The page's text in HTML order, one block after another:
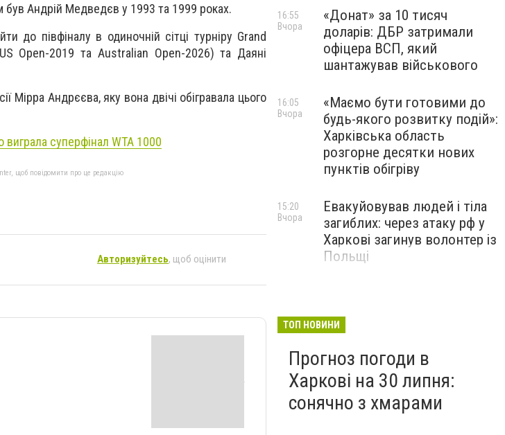
Андрій Медведєв у 1993 та 1999 роках.
до півфіналу в одиночній сітці турніру Grand
Open-2019 та Australian Open-2026) та Даяні
Андрєєва, яку вона двічі обігравала цього
виграла суперфінал WTA 1000
щоб повідомити про це редакцію
Авторизуйтесь, щоб оцінити
«Донат» за 10 тисяч
доларів: ДБР затримали
офіцера ВСП, який
шантажував військового
16:55
Вчора
«Маємо бути готовими до
будь-якого розвитку подій»:
Харківська область
розгорне десятки нових
пунктів обігріву
16:05
Вчора
Евакуйовував людей і тіла
загиблих: через атаку рф у
Харкові загинув волонтер із
Польщі
15:20
Вчора
Харкові викрили члена
ТОП НОВИНИ
Прогноз погоди в
Харкові на 30 липня:
сонячно з хмарами